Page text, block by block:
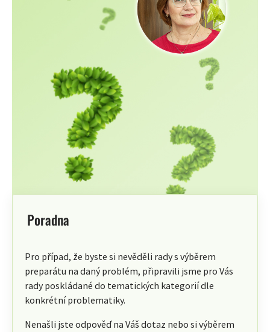
Poradna
Pro případ, že byste si nevěděli rady s výběrem
preparátu na daný problém, připravili jsme pro Vás
rady poskládané do tematických kategorií dle
konkrétní problematiky.
Nenašli jste odpověď na Váš dotaz nebo si výběrem